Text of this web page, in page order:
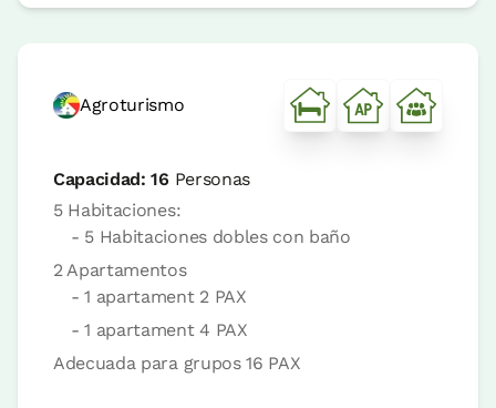
Agroturismo
Capacidad:16 Personas
5 Habitaciones:
- 5 Habitaciones dobles con baño
2 Apartamentos
- 1 apartament 2 PAX
- 1 apartament 4 PAX
Adecuada para grupos 16 PAX